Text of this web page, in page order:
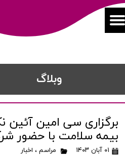
​​وبلاگ
برگزاری سی امین آئین
بیمه سلامت با حضور
۰۱ آبان ۱۴۰۳ مراسم ، اخبار